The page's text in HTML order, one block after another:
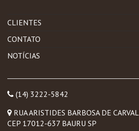
CLIENTES
CONTATO
NOTÍCIAS
(14) 3222-5842
RUA ARISTIDES BARBOSA DE
CEP 17012-637 BAURU SP